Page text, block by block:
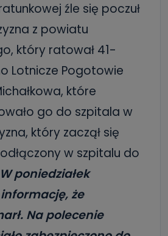
źle się poczuł
z powiatu
który ratował 41-
Lotnicze Pogotowie
które
go do szpitala w
który zaczął się
w szpitalu do
poniedziałek
że
Na polecenie